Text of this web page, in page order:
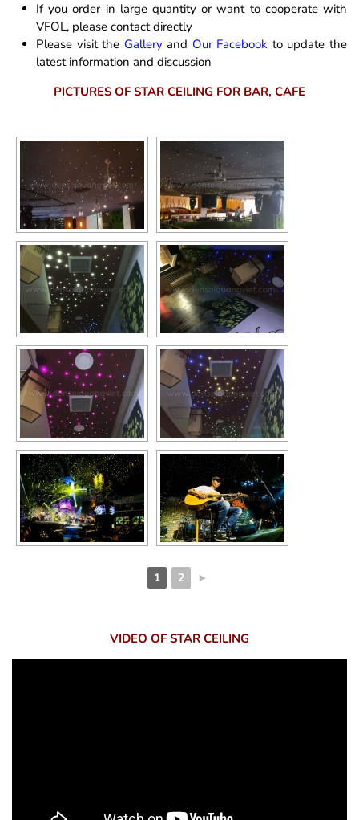
If you order in large quantity or want to cooperate with
VFOL, please contact directly
Please visit the Galleryand Our Facebook to update the
latest information and discussion
PICTURES OF STAR CEILING FOR BAR, CAFE
1 2 ►
VIDEO OF STAR CEILING